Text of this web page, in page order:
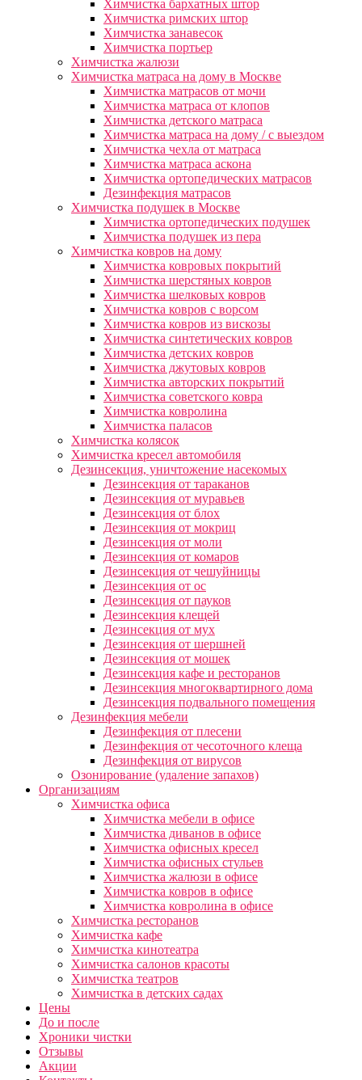
Химчистка бархатных штор
Химчистка римских штор
Химчистка занавесок
Химчистка портьер
Химчистка жалюзи
Химчистка матраса на дому в Москве
Химчистка матрасов от мочи
Химчистка матраса от клопов
Химчистка детского матраса
Химчистка матраса на дому / с выездом
Химчистка чехла от матраса
Химчистка матраса аскона
Химчистка ортопедических матрасов
Дезинфекция матрасов
Химчистка подушек в Москве
Химчистка ортопедических подушек
Химчистка подушек из пера
Химчистка ковров на дому
Химчистка ковровых покрытий
Химчистка шерстяных ковров
Химчистка шелковых ковров
Химчистка ковров с ворсом
Химчистка ковров из вискозы
Химчистка синтетических ковров
Химчистка детских ковров
Химчистка джутовых ковров
Химчистка авторских покрытий
Химчистка советского ковра
Химчистка ковролина
Химчистка паласов
Химчистка колясок
Химчистка кресел автомобиля
Дезинсекция, уничтожение насекомых
Дезинсекция от тараканов
Дезинсекция от муравьев
Дезинсекция от блох
Дезинсекция от мокриц
Дезинсекция от моли
Дезинсекция от комаров
Дезинсекция от чешуйницы
Дезинсекция от ос
Дезинсекция от пауков
Дезинсекция клещей
Дезинсекция от мух
Дезинсекция от шершней
Дезинсекция от мошек
Дезинсекция кафе и ресторанов
Дезинсекция многоквартирного дома
Дезинсекция подвального помещения
Дезинфекция мебели
Дезинфекция от плесени
Дезинфекция от чесоточного клеща
Дезинфекция от вирусов
Озонирование (удаление запахов)
Организациям
Химчистка офиса
Химчистка мебели в офисе
Химчистка диванов в офисе
Химчистка офисных кресел
Химчистка офисных стульев
Химчистка жалюзи в офисе
Химчистка ковров в офисе
Химчистка ковролина в офисе
Химчистка ресторанов
Химчистка кафе
Химчистка кинотеатра
Химчистка салонов красоты
Химчистка театров
Химчистка в детских садах
Цены
До и после
Хроники чистки
Отзывы
Акции